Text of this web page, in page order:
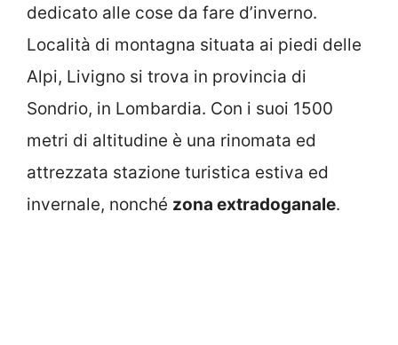
dedicato alle cose da fare d’inverno.
Località di montagna situata ai piedi delle
Alpi, Livigno si trova in provincia di
Sondrio, in Lombardia. Con i suoi 1500
metri di altitudine è una rinomata ed
attrezzata stazione turistica estiva ed
invernale, nonché zona extradoganale.